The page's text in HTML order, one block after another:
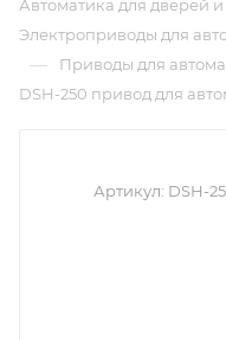
Автоматика для дверей
Электроприводы для
— Приводы для
DSH-250 привод для
Артикул: DSH-